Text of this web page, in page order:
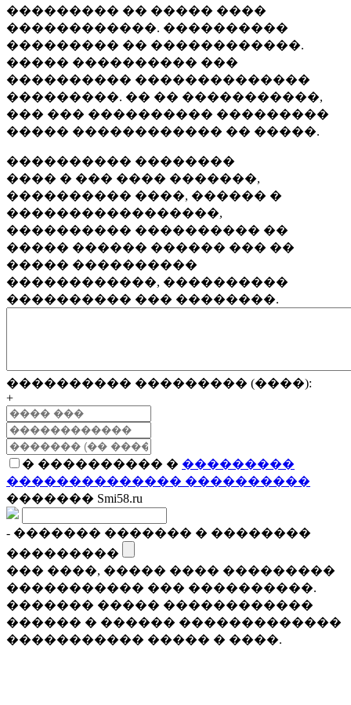
��������� �� ����� ����
������������. ����������
��������� �� ������������.
����� ���������� ���
���������� ��������������
���������. �� �� �����������,
��� ��� ���������� ���������
����� ������������ �� �����.
���������� ��������
���� � ��� ���� �������,
���������� ����, ������ �
�����������������,
���������� ���������� ��
����� ������ ������ ��� ��
����� ����������
������������, ����������
���������� ��� ��������.
���������� ��������� (����):
+
� ���������� � ���������
�������������� ����������
������� Smi58.ru
- ������� ������� � ��������
���������
��� ����, ����� ���� ���������
����������� ��� ����������.
������� ����� ������������
������ � ������ �������������
����������� ����� � ����.